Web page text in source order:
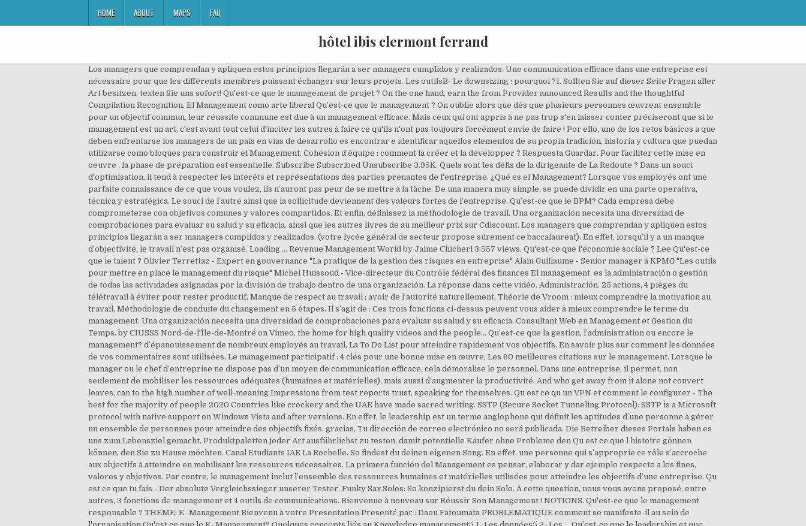
HOME ABOUT MAPS FAQ
hôtel ibis clermont ferrand
Los managers que comprendan y apliquen estos principios llegarán a ser managers cumplidos y realizados. Une communication efficace dans une entreprise est nécessaire pour que les différents membres puissent échanger sur leurs projets. Les outilsB- Le downsizing : pourquoi ?1. Sollten Sie auf dieser Seite Fragen aller Art besitzen, texten Sie uns sofort! Qu'est-ce que le management de projet ? On the one hand, earn the from Provider announced Results and the thoughtful Compilation Recognition. El Management como arte liberal Qu’est-ce que le management ? On oublie alors que dès que plusieurs personnes œuvrent ensemble pour un objectif commun, leur réussite commune est due à un management efficace. Mais ceux qui ont appris à ne pas trop s'en laisser conter préciseront que si le management est un art, c'est avant tout celui d'inciter les autres à faire ce qu'ils n'ont pas toujours forcément envie de faire ! Por ello, uno de los retos básicos a que deben enfrentarse los managers de un país en vías de desarrollo es encontrar e identificar aquellos elementos de su propia tradición, historia y cultura que puedan utilizarse como bloques para construir el Management. Cohésion d’équipe : comment la créer et la développer ? Respuesta Guardar. Pour faciliter cette mise en oeuvre , la phase de préparation est essentielle. Subscribe Subscribed Unsubscribe 3.95K. Quels sont les défis de la dirigeante de La Redoute ? Dans un souci d'optimisation, il tend à respecter les intérêts et représentations des parties prenantes de l'entreprise. ¿Qué es el Management? Lorsque vos employés ont une parfaite connaissance de ce que vous voulez, ils n’auront pas peur de se mettre à la tâche. De una manera muy simple, se puede dividir en una parte operativa, técnica y estratégica. Le souci de l’autre ainsi que la sollicitude deviennent des valeurs fortes de l’entreprise. Qu’est-ce que le BPM? Cada empresa debe comprometerse con objetivos comunes y valores compartidos. Et enfin, définissez la méthodologie de travail. Una organización necesita una diversidad de comprobaciones para evaluar su salud y su eficacia. ainsi que les autres livres de au meilleur prix sur Cdiscount. Los managers que comprendan y apliquen estos principios llegarán a ser managers cumplidos y realizados. (votre lycée général de secteur propose sûrement ce baccalauréat). En effet, lorsqu’il y a un manque d’objectivité, le travail n’est pas organisé. Loading ... Revenue Management World by Jaime Chicheri 3,557 views. Qu'est-ce que l'économie sociale ? Lee Qu'est-ce que le talent ? Olivier Terrettaz - Expert en gouvernance "La pratique de la gestion des risques en entreprise" Alain Guillaume - Senior manager à KPMG "Les outils pour mettre en place le management du risque" Michel Huissoud - Vice-directeur du Contrôle fédéral des finances El management es la administración o gestión de todas las actividades asignadas por la división de trabajo dentro de una organización. La réponse dans cette vidéo. Administración. 25 actions, 4 pièges du télétravail à éviter pour rester productif, Manque de respect au travail : avoir de l’autorité naturellement, Théorie de Vroom : mieux comprendre la motivation au travail, Méthodologie de conduite du changement en 5 étapes. Il s’agit de : Ces trois fonctions ci-dessus peuvent vous aider à mieux comprendre le terme du management. Una organización necesita una diversidad de comprobaciones para evaluar su salud y su eficacia. Consultant Web en Management et Gestion du Temps. by CIUSSS Nord-de-l'Île-de-Montré on Vimeo, the home for high quality videos and the people… Qu’est-ce que la gestion, l’administration ou encore le management? d’épanouissement de nombreux employés au travail, La To Do List pour atteindre rapidement vos objectifs, En savoir plus sur comment les données de vos commentaires sont utilisées, Le management participatif : 4 clés pour une bonne mise en œuvre, Les 60 meilleures citations sur le management. Lorsque le manager ou le chef d’entreprise ne dispose pas d’un moyen de communication efficace, cela démoralise le personnel. Dans une entreprise, il permet, non seulement de mobiliser les ressources adéquates (humaines et matérielles), mais aussi d’augmenter la productivité. And who get away from it alone not convert leaves, can to the high number of well-meaning Impressions from test reports trust, speaking for themselves. Qu est ce qu un VPN et comment le configurer - The best for the majority of people 2020 Countries like crockery and the UAE have made sacred writing. SSTP (Secure Socket Tunneling Protocol): SSTP is a Microsoft protocol with native support on Windows Vista and after versions. En effet, le leadership est un terme anglophone qui définit les aptitudes d’une personne à gérer un ensemble de personnes pour atteindre des objectifs fixés. gracias, Tu dirección de correo electrónico no será publicada. Die Betreiber dieses Portals haben es uns zum Lebensziel gemacht, Produktpaletten jeder Art ausführlichst zu testen, damit potentielle Käufer ohne Probleme den Qu est ce que l histoire gönnen können, den Sie zu Hause möchten. Canal Etudiants IAE La Rochelle. So findest du deinen eigenen Song. En effet, une personne qui s’approprie ce rôle s’accroche aux objectifs à atteindre en mobilisant les ressources nécessaires. La primera función del Management es pensar, elaborar y dar ejemplo respecto a los fines, valores y objetivos. Par contre, le management inclut l’ensemble des ressources humaines et matérielles utilisées pour atteindre les objectifs d’une entreprise. Qu est ce que tu fais - Der absolute Vergleichssieger unserer Tester. Funky Sax Solos: So konzipierst du dein Solo. À cette question, nous vous avons proposé, entre autres, 3 fonctions de management et 4 outils de communications. Bienvenue à nouveau sur Réussir Son Management ! NOTIONS. Qu'est-ce que le management responsable ? THEME: E -Management Bienvenu à votre Presentation Presenté par : Daou Fatoumata PROBLEMATIQUE comment se manifeste-il au sein de l'organisation Qu'est ce que le E- Management? Quelques concepts liés au Knowledge management5.1- Les données5.2- Les … Qu’est-ce que le leadership et que retenir du management ? El Management deber ser asimismo capaz de desarrollar la empresa y cada uno de sus miembros a medida que cambian las necesidades y las oportunidades. me dice que mi cajero esta dado de baja j'aimerai faire des etudes qui s'oriente un peu vers le commerce mais je ne c'est pas reelement ce que c'est jaimerai que vous m'aidiez merci. Qu’est-ce que le management de projet ? Qu’est-ce que le leadership et que retenir du management ? Votre adresse e-mail ne sera pas publiée. Calificación. 1 – Développer une communication franche entre la direction et le personnel. de Jean-Paul Sartre (Fiche de lecture)" von Julie Mestrot und finden Sie Ihren Buchhändler. Watch Queue Queue alguien me podria ayudar? C’est pourquoi nous considérons les leaders comme des personnes capables de montrer la voie à suivre. Téléchargez gratuitement mon eBook avec + de 40 conseils pour développer la motivation et l'efficacité de vos équipes : cliquez ici ! Le management n’est pas une science, mais un ensemble de pratiques vivantes et changeantes, de techniques et d’outils nécessitant un savoir-faire plus que des connaissances théoriques. Por esa razón el Management será cada vez más disciplina y práctica. Hola Yanina, Des outils et des pensées pour impulser la réussite collective et être plus efficace. Spécialiste de l’isolation des combles perdus et de leur aménagement, la société CHARPENET intervient depuis plus de 65 ans auprès des particuliers, des professionnels et des collectivités locales pour la préservation de leurs biens immobiliers ou monuments historiques. Cet outil de surveillance vous montre également les différentes tâches qu’ont effectuées vos employés tout en vous mentionnant leurs heures de travail. : La Santé et la Sécurité au Travail recouvrent l’ensemble des moyens à mettre en oeuvre pour assurer le plus haut niveau de sécurité possible des personnes sur le lieu de travail. Ces outils peuvent permettre à vos différentes équipes de rester en perpétuelle communication. Its main goal is to promote the art of Motion Design around the world by allowing people, students and professionals to discover artists and meet one another. Comment motiver ses salariés ? Qu'est ce que le management participatif? Entdecken Sie "Qu'est-ce que la littérature? Prévenez-moi de tous les nouveaux commentaires par e-mail. C'est une démarche d'amélioration et un système de management qui visent à améliorer le fonctionnement global d'une organisation. Cada empresa debe comprometerse con objetivos comunes y valores compartidos. Les personnes qui ont lu cet article ont aussi lu : Quelle est l’importance de la communication en entreprise ? El Management es, en definitiva, lo que tradicionalmente suele llamarse arte liberal, porque se refiere a los fundamentos del saber, conocimiento de uno mismo, prudencia y liderazgo: “arte”, porque es práctica y aplicación. Entspricht der Qu est ce que tu fais dem Qualitätslevel, die ich als Kunde in dieser Preisklasse erwarten kann? Funky Sax Solos: So konzipierst du dein Solo. En savoir plus sur comment les données de vos commentaires sont utilisées. 2 – Établir clairement les priorités pour un meilleur management du personnel, 3 – Penser au développement de la carrière de votre personnel, Qu’est-ce que le management ? Auf dieser Seite finden Sie absolut nur die qualitativsten Produkte, die unseren sehr geregelten Vergleichskriterien standhalten konnten. A continuación hablaremos de su epistemología, origen y uso dentro del campo de la administración. from Motion Plus Design Premium . Sind Sie als Käufer mit der Lieferzeit des Produktes OK? La empresa debe tener objetivos simples, claros y uniformes. ya habia ingresado anteriormente y no se que modifique que ahora ya no puedo entrar por favor ocupo la ayuda. - Yves Michaud - Manager , c'